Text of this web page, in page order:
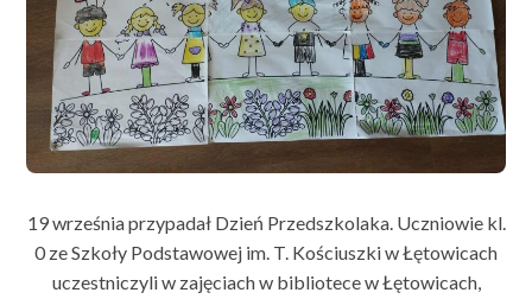
19 września przypadał Dzień Przedszkolaka. Uczniowie kl.
0 ze Szkoły Podstawowej im. T. Kościuszki w Łętowicach
uczestniczyli w zajęciach w bibliotece w Łętowicach,